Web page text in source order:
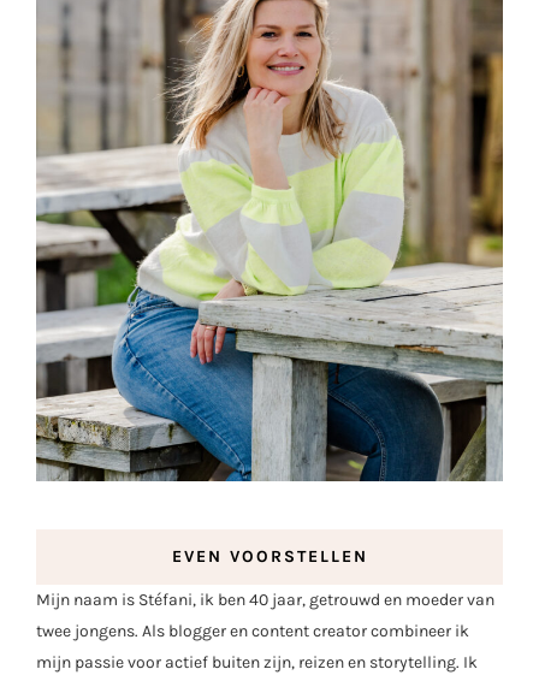
EVEN VOORSTELLEN
Mijn naam is Stéfani, ik ben 40 jaar, getrouwd en moeder van
twee jongens. Als blogger en content creator combineer ik
mijn passie voor actief buiten zijn, reizen en storytelling. Ik